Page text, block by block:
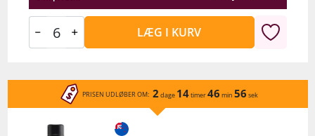
LÆG I KURV
PRISEN UDLØBER OM: 2 dage 14timer46 min 56 sek